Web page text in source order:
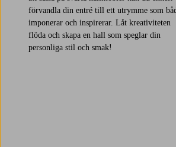
förvandla din entré till ett utrymme som
imponerar och inspirerar. Låt kreativiteten
flöda och skapa en hall som speglar din
personliga stil och smak!